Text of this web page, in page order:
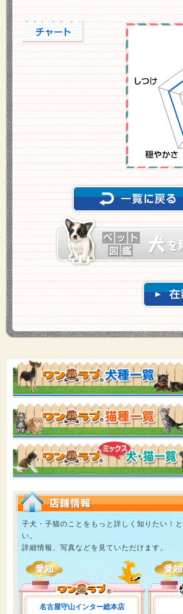
子犬・子猫のことをもっと詳しく知りたい！
い。
詳細情報、写真などを見ていただけます。
名古屋守山インター総本店